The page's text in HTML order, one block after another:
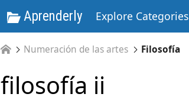
Aprenderly Explore Categories
Numeración de las artes Filosofía
filosofía ii